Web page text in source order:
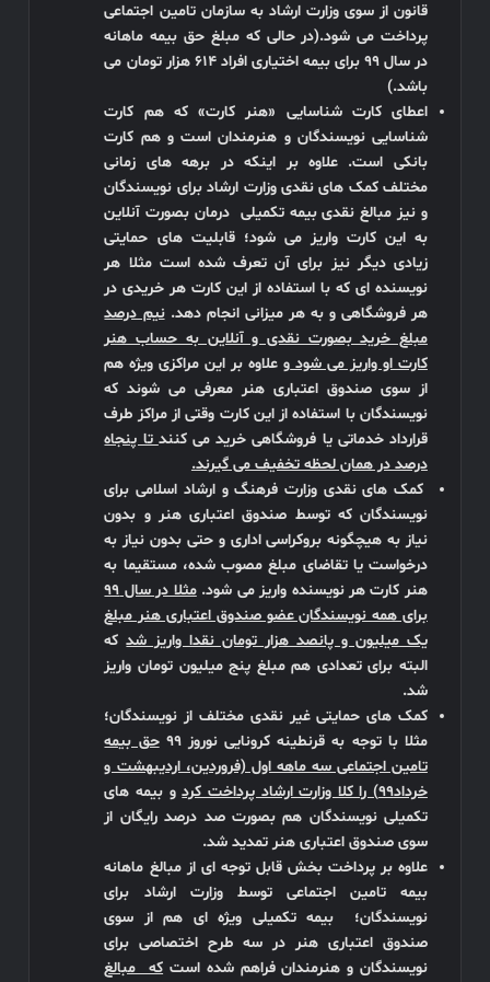
قانون از سوی وزارت ارشاد به سازمان تامین اجتماعی
پرداخت می شود.(در حالی که مبلغ حق بیمه ماهانه
در سال 99 برای بیمه اختیاری افراد 614 هزار تومان می
باشد.)
اعطای کارت شناسایی «هنر کارت» که هم کارت
شناسایی نویسندگان و هنرمندان است و هم کارت
بانکی است. علاوه بر اینکه در برهه های زمانی
مختلف کمک های نقدی وزارت ارشاد برای نویسندگان
و نیز مبالغ نقدی بیمه تکمیلی درمان بصورت آنلاین
به این کارت واریز می شود؛ قابلیت های حمایتی
زیادی دیگر نیز برای آن تعرف شده است مثلا هر
نویسنده ای که با استفاده از این کارت هر خریدی در
هر فروشگاهی و به هر میزانی انجام دهد.نیم درصد
مبلغ خرید بصورت نقدی و آنلاین به حساب هنر
کارت او واریز می شودو علاوه بر این مراکزی ویژه هم
از سوی صندوق اعتباری هنر معرفی می شوند که
نویسندگان با استفاده از این کارت وقتی از مراکز طرف
قرارداد خدماتی یا فروشگاهی خرید می کنندتا پنجاه
درصد در همان لحظه تخفیف می گیرند.
کمک های نقدی وزارت فرهنگ و ارشاد اسلامی برای
نویسندگان که توسط صندوق اعتباری هنر و بدون
نیاز به هیچگونه بروکراسی اداری و حتی بدون نیاز به
درخواست یا تقاضای مبلغ مصوب شده، مستقیما به
هنر کارت هر نویسنده واریز می شود.
مثلا در سال 99
برای همه نویسندگان عضو صندوق اعتباری هنر مبلغ
یک میلیون و پانصد هزار تومان نقدا واریز شدکه
البته برای تعدادی هم مبلغ پنج میلیون تومان واریز
شد.
کمک های حمایتی غیر نقدی مختلف از نویسندگان؛
مثلا با توجه به قرنطینه کرونایی نوروز 99
حق بیمه
تامین اجتماعی سه ماهه اول (فروردین، اردیبهشت و
خرداد99) را کلا وزارت ارشاد پرداخت کرد
و بیمه های
تکمیلی نویسندگان هم بصورت صد درصد رایگان از
سوی صندوق اعتباری هنر تمدید شد.
علاوه بر پرداخت بخش قابل توجه ای از مبالغ ماهانه
بیمه تامین اجتماعی توسط وزارت ارشاد برای
نویسندگان؛ بیمه تکمیلی ویژه ای هم از سوی
صندوق اعتباری هنر در سه طرح اختصاصی برای
نویسندگان و هنرمندان فراهم شده است که مبالغ